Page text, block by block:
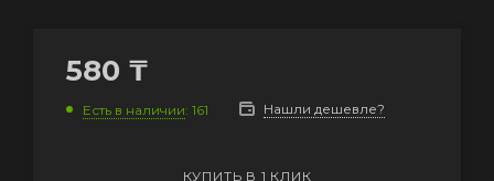
580 ₸
Есть в наличии: 161 Нашли дешевле?
КУПИТЬ В 1 КЛИК